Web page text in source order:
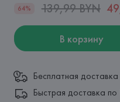
64% 139,99 BYN
В корзину
Бесплатная
Быстрая доставка